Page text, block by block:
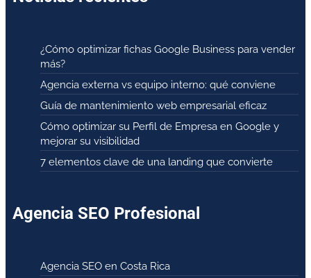
¿Cómo optimizar fichas Google Business para vender
más?
Agencia externa vs equipo interno: qué conviene
Guía de mantenimiento web empresarial eficaz
Cómo optimizar su Perfil de Empresa en Google y
mejorar su visibilidad
7 elementos clave de una landing que convierte
Agencia SEO Profesional
Agencia SEO en Costa Rica